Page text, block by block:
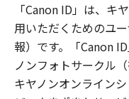
「Canon ID」は、キ
用いただくためのユ
報）です。「Canon
ノンフォトサークル
キヤノンオンライン